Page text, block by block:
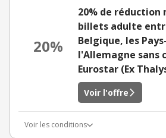
20%
20% de réduction
billets adulte
Belgique, les
l'Allemagne sans
Eurostar (Ex
Voir l'offre
Voir les conditions